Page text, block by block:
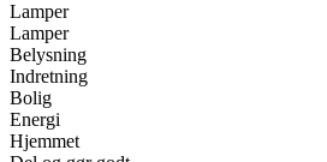
Lamper
Lamper
Belysning
Indretning
Bolig
Energi
Hjemmet